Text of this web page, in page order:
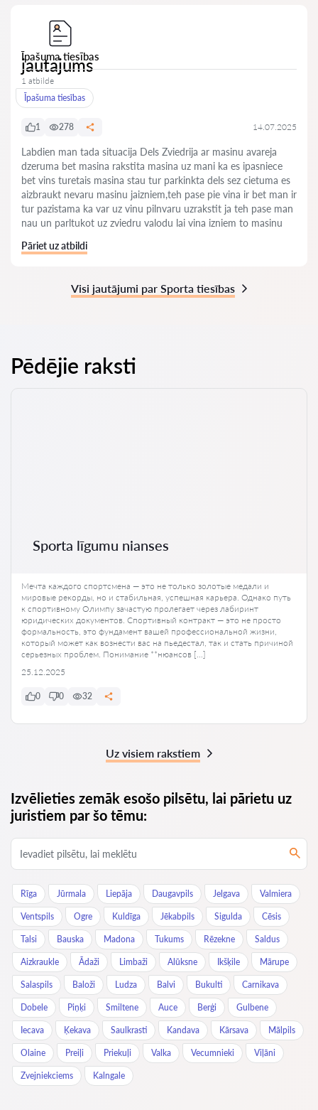
Īpašuma tiesības
jautajums
1 atbilde
Īpašuma tiesības
1 278 14.07.2025
Labdien man tada situacija Dels Zviedrija ar masinu avareja
dzeruma bet masina rakstita masina uz mani ka es ipasniece
bet vins turetais masina stau tur parkinkta dels sez cietuma es
aizbraukt nevaru masinu jaizniem,teh pase pie vina ir bet man ir
tur pazistama ka var uz vinu pilnvaru uzrakstit ja teh pase man
nau un parltukot uz zviedru valodu lai vina izniem to masinu
Pāriet uz atbildi
Visi jautājumi par Sporta tiesības
Pēdējie raksti
Sporta līgumu nianses
Мечта каждого спортсмена — это не только золотые медали и
мировые рекорды, но и стабильная, успешная карьера. Однако путь
к спортивному Олимпу зачастую пролегает через лабиринт
юридических документов. Спортивный контракт — это не просто
формальность, это фундамент вашей профессиональной жизни,
который может как вознести вас на пьедестал, так и стать причиной
серьезных проблем. Понимание **нюансов […]
25.12.2025
0 0 32
Uz visiem rakstiem
Izvēlieties zemāk esošo pilsētu, lai pārietu uz
juristiem par šo tēmu:
Rīga Jūrmala Liepāja Daugavpils Jelgava Valmiera
Ventspils Ogre Kuldīga Jēkabpils Sigulda Cēsis
Talsi Bauska Madona Tukums Rēzekne Saldus
Aizkraukle Ādaži Limbaži Alūksne Ikšķile Mārupe
Salaspils Baloži Ludza Balvi Bukulti Carnikava
Dobele Piņķi Smiltene Auce Berģi Gulbene
Iecava Ķekava Saulkrasti Kandava Kārsava Mālpils
Olaine Preiļi Priekuļi Valka Vecumnieki Viļāni
Zvejniekciems Kalngale